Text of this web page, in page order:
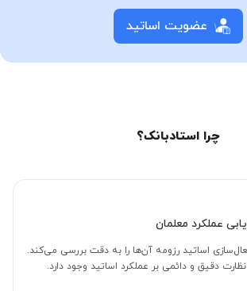
عضویت اساتید
چرا استادبانک؟
عملکرد معلمان
اساتید رزومه آن‌ها را به دقت بررسی می‌کند.
دقیق و دائمی بر عملکرد اساتید وجود دارد.